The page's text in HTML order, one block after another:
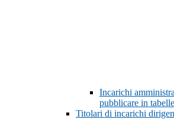
Incarichi
pubblicare in
Titolari di incarichi